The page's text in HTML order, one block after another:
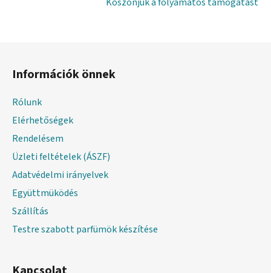
s
Információk önnek
Rólunk
Elérhetőségek
Rendelésem
Üzleti feltételek (ÁSZF)
Adatvédelmi irányelvek
Együttmüködés
Szállítás
Testre szabott parfümök készítése